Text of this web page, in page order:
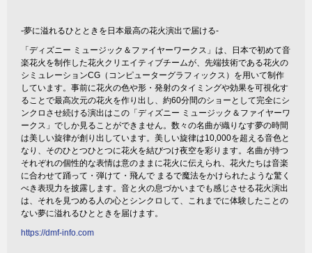
-夢に溢れるひとときを日本最高の花火演出で届ける-
「ディズニー ミュージック＆ファイヤーワークス」は、日本で初めて音
楽花火を制作した花火クリエイティブチームが、先端技術である花火の
シミュレーションCG（コンピューターグラフィックス）を用いて制作
しています。事前に花火の色や形・発射のタイミングや効果を可視化す
ることで最高次元の花火を作り出し、約60分間のショーとして完全にシ
ンクロさせ続ける演出はこの「ディズニー ミュージック＆ファイヤーワ
ークス」でしか見ることができません。数々の名曲が織りなす夢の時間
は美しい旋律が創り出しています。美しい旋律は10,000を超える音色と
なり、そのひとつひとつに花火を結びつけ夜空を彩ります。名曲が持つ
それぞれの個性的な表情は意のままに花火に伝えられ、花火たちは音楽
に合わせて踊って・弾けて・飛んで まるで魔法をかけられたような驚く
べき表現力を披露します。音と火の息づかいまでも感じさせる花火演出
は、それを見つめる人の心とシンクロして、これまでに体験したことの
ない夢に溢れるひとときを届けます。
https://dmf-info.com